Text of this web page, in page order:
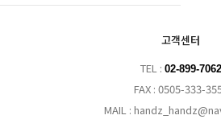
고객센터
TEL : 02-899-7062
FAX : 0505-333-
MAIL :